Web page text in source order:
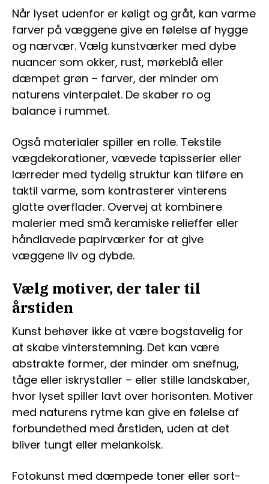
Når lyset udenfor er køligt og gråt, kan varme
farver på væggene give en følelse af hygge
og nærvær. Vælg kunstværker med dybe
nuancer som okker, rust, mørkeblå eller
dæmpet grøn – farver, der minder om
naturens vinterpalet. De skaber ro og
balance i rummet.
Også materialer spiller en rolle. Tekstile
vægdekorationer, vævede tapisserier eller
lærreder med tydelig struktur kan tilføre en
taktil varme, som kontrasterer vinterens
glatte overflader. Overvej at kombinere
malerier med små keramiske relieffer eller
håndlavede papirværker for at give
væggene liv og dybde.
Vælg motiver, der taler til
årstiden
Kunst behøver ikke at være bogstavelig for
at skabe vinterstemning. Det kan være
abstrakte former, der minder om snefnug,
tåge eller iskrystaller – eller stille landskaber,
hvor lyset spiller lavt over horisonten. Motiver
med naturens rytme kan give en følelse af
forbundethed med årstiden, uden at det
bliver tungt eller melankolsk.
Fotokunst med dæmpede toner eller sort-